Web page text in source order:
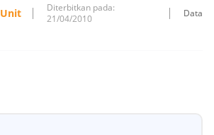
Unit
Diterbitkan pada:
21/04/2010
Data